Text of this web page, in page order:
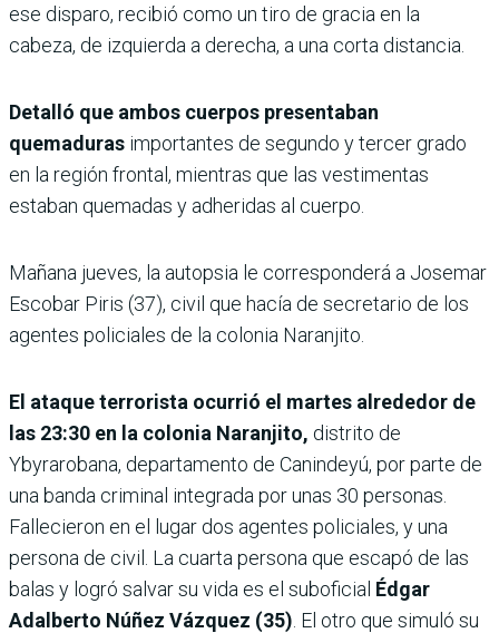
ese disparo, recibió como un tiro de gracia en la
cabeza, de izquierda a derecha, a una corta distancia.
Detalló que ambos cuerpos presentaban
quemaduras importantes de segundo y tercer grado
en la región frontal, mientras que las vestimentas
estaban quemadas y adheridas al cuerpo.
Mañana jueves, la autopsia le corresponderá a Josemar
Escobar Piris (37), civil que hacía de secretario de los
agentes policiales de la colonia Naranjito.
El ataque terrorista ocurrió el martes alrededor de
las 23:30 en la colonia Naranjito, distrito de
Ybyrarobana, departamento de Canindeyú, por parte de
una banda criminal integrada por unas 30 personas.
Fallecieron en el lugar dos agentes policiales, y una
persona de civil. La cuarta persona que escapó de las
balas y logró salvar su vida es el suboficial Édgar
Adalberto Núñez Vázquez (35) . El otro que simuló su